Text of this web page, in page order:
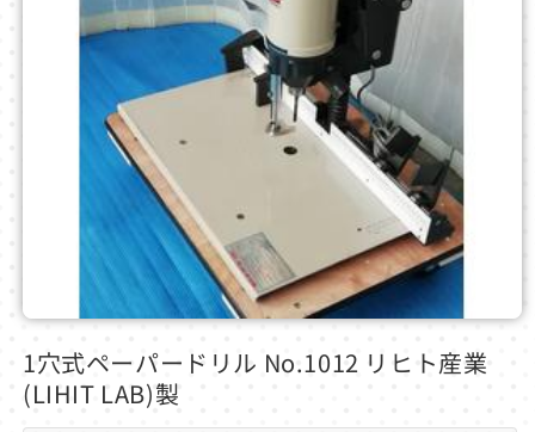
モ
ダ
ル
で
1穴式ペーパードリル No.1012 リヒト産業
(LIHIT LAB)製